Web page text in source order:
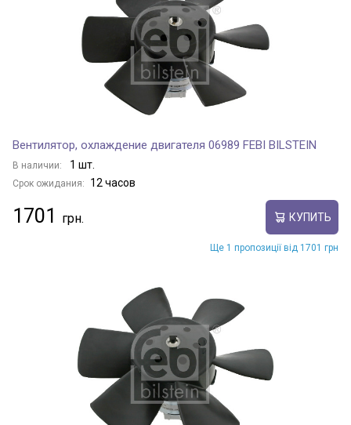
Вентилятор, охлаждение двигателя 06989 FEBI BILSTEIN
В наличии: 1 шт.
Срок ожидания: 12 часов
1701 КУПИТЬ
Ще 1 пропозиції від 1701 грн